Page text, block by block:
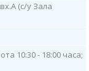
чрез закупуване
счита за
(с/у Зала
10:30 - 18:00 часа;